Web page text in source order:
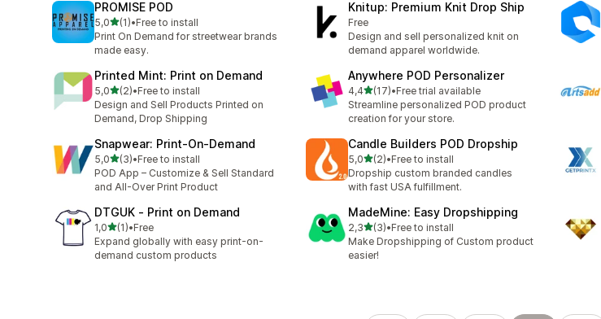
PROMISE POD
5,0z 5 hvězd
(1)
Celkový počet recenzí: 1
•Free to install
Print On Demand for streetwear brands
made easy.
Knitup: Premium Knit Drop Ship
Free
Design and sell personalized knit on
demand apparel worldwide.
Printed Mint: Print on Demand
5,0z 5 hvězd
(2)
Celkový počet recenzí: 2
•Free to install
Design and Sell Products Printed on
Demand, Drop Shipping
Anywhere POD Personalizer
4,4z 5 hvězd
(17)
Celkový počet recenzí: 17
•Free trial available
Streamline personalized POD product
creation for your store.
Snapwear: Print‑On‑Demand
5,0z 5 hvězd
(3)
Celkový počet recenzí: 3
•Free to install
POD App – Customize & Sell Standard
and All-Over Print Product
Candle Builders POD Dropship
5,0z 5 hvězd
(2)
Celkový počet recenzí: 2
•Free to install
Dropship custom branded candles
with fast USA fulfillment.
DTGUK ‑ Print on Demand
1,0z 5 hvězd
(1)
Celkový počet recenzí: 1
•Free
Expand globally with easy print-on-
demand custom products
MadeMine: Easy Dropshipping
2,3z 5 hvězd
(3)
Celkový počet recenzí: 3
•Free to install
Make Dropshipping of Custom product
easier!